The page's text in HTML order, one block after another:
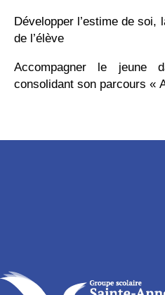
Développer l’estime de soi,
de l’élève
Accompagner le jeune
consolidant son parcours «